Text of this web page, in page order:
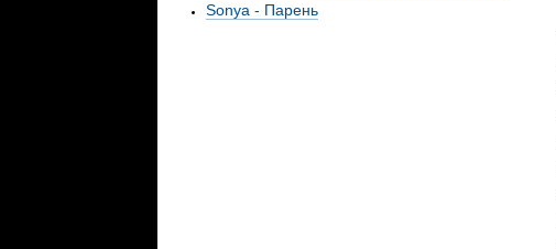
Sonya - Парень